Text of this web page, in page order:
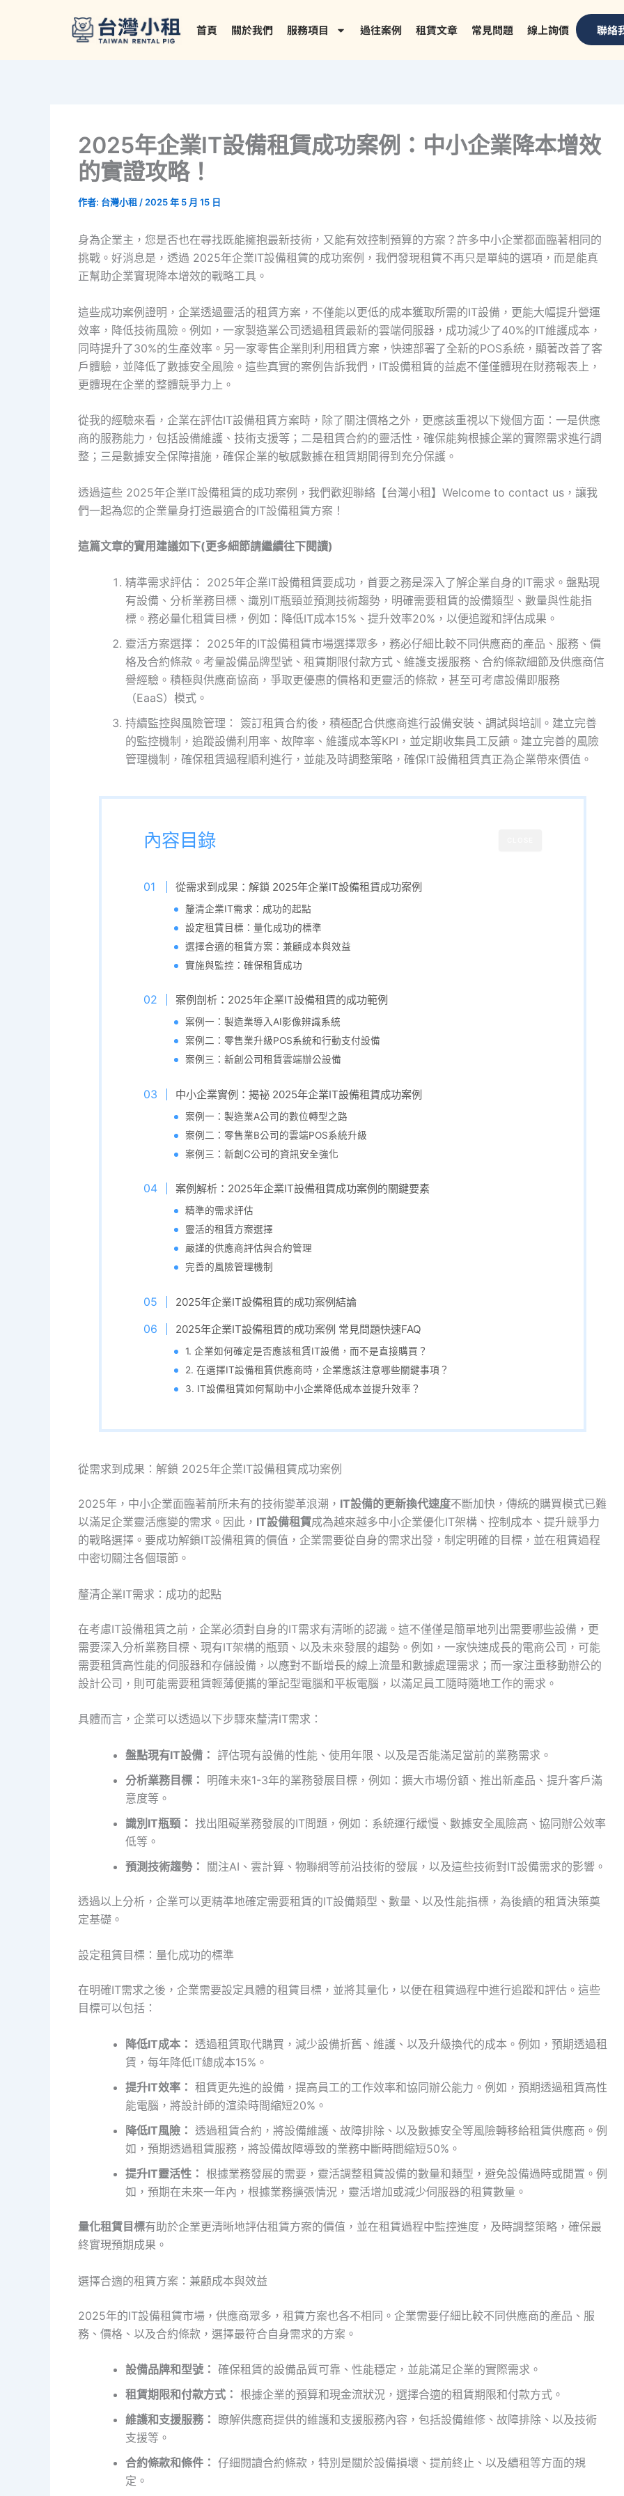
首頁 關於我們 服務項目 過往案例 租賃文章 常見問題 線上詢價 聯絡
2025年企業IT設備租賃成功案例：中小企業降本增效
的實證攻略！
作者: 台灣小租 / 2025 年 5 月 15 日
身為企業主，您是否也在尋找既能擁抱最新技術，又能有效控制預算的方案？許多中小企業都面臨著相同的
挑戰。好消息是，透過 2025年企業IT設備租賃的成功案例，我們發現租賃不再只是單純的選項，而是能真
正幫助企業實現降本增效的戰略工具。
這些成功案例證明，企業透過靈活的租賃方案，不僅能以更低的成本獲取所需的IT設備，更能大幅提升營運
效率，降低技術風險。例如，一家製造業公司透過租賃最新的雲端伺服器，成功減少了40%的IT維護成本，
同時提升了30%的生產效率。另一家零售企業則利用租賃方案，快速部署了全新的POS系統，顯著改善了客
戶體驗，並降低了數據安全風險。這些真實的案例告訴我們，IT設備租賃的益處不僅僅體現在財務報表上，
更體現在企業的整體競爭力上。
從我的經驗來看，企業在評估IT設備租賃方案時，除了關注價格之外，更應該重視以下幾個方面：一是供應
商的服務能力，包括設備維護、技術支援等；二是租賃合約的靈活性，確保能夠根據企業的實際需求進行調
整；三是數據安全保障措施，確保企業的敏感數據在租賃期間得到充分保護。
透過這些 2025年企業IT設備租賃的成功案例，我們歡迎聯絡【台灣小租】Welcome to contact us，讓我
們一起為您的企業量身打造最適合的IT設備租賃方案！
這篇文章的實用建議如下(更多細節請繼續往下閱讀)
精準需求評估： 2025年企業IT設備租賃要成功，首要之務是深入了解企業自身的IT需求。盤點現
有設備、分析業務目標、識別IT瓶頸並預測技術趨勢，明確需要租賃的設備類型、數量與性能指
標。務必量化租賃目標，例如：降低IT成本15%、提升效率20%，以便追蹤和評估成果。
靈活方案選擇： 2025年的IT設備租賃市場選擇眾多，務必仔細比較不同供應商的產品、服務、價
格及合約條款。考量設備品牌型號、租賃期限付款方式、維護支援服務、合約條款細節及供應商信
譽經驗。積極與供應商協商，爭取更優惠的價格和更靈活的條款，甚至可考慮設備即服務
（EaaS）模式。
持續監控與風險管理： 簽訂租賃合約後，積極配合供應商進行設備安裝、調試與培訓。建立完善
的監控機制，追蹤設備利用率、故障率、維護成本等KPI，並定期收集員工反饋。建立完善的風險
管理機制，確保租賃過程順利進行，並能及時調整策略，確保IT設備租賃真正為企業帶來價值。
內容目錄
從需求到成果：解鎖 2025年企業IT設備租賃成功案例
釐清企業IT需求：成功的起點
設定租賃目標：量化成功的標準
選擇合適的租賃方案：兼顧成本與效益
實施與監控：確保租賃成功
案例剖析：2025年企業IT設備租賃的成功範例
案例一：製造業導入AI影像辨識系統
案例二：零售業升級POS系統和行動支付設備
案例三：新創公司租賃雲端辦公設備
中小企業實例：揭祕 2025年企業IT設備租賃成功案例
案例一：製造業A公司的數位轉型之路
案例二：零售業B公司的雲端POS系統升級
案例三：新創C公司的資訊安全強化
案例解析：2025年企業IT設備租賃成功案例的關鍵要素
精準的需求評估
靈活的租賃方案選擇
嚴謹的供應商評估與合約管理
完善的風險管理機制
2025年企業IT設備租賃的成功案例結論
2025年企業IT設備租賃的成功案例 常見問題快速FAQ
1. 企業如何確定是否應該租賃IT設備，而不是直接購買？
2. 在選擇IT設備租賃供應商時，企業應該注意哪些關鍵事項？
3. IT設備租賃如何幫助中小企業降低成本並提升效率？
從需求到成果：解鎖 2025年企業IT設備租賃成功案例
2025年，中小企業面臨著前所未有的技術變革浪潮， IT設備的更新換代速度不斷加快，傳統的購買模式已難
以滿足企業靈活應變的需求。因此， IT設備租賃成為越來越多中小企業優化IT架構、控制成本、提升競爭力
的戰略選擇。要成功解鎖IT設備租賃的價值，企業需要從自身的需求出發，制定明確的目標，並在租賃過程
中密切關注各個環節。
釐清企業IT需求：成功的起點
在考慮IT設備租賃之前，企業必須對自身的IT需求有清晰的認識。這不僅僅是簡單地列出需要哪些設備，更
需要深入分析業務目標、現有IT架構的瓶頸、以及未來發展的趨勢。例如，一家快速成長的電商公司，可能
需要租賃高性能的伺服器和存儲設備，以應對不斷增長的線上流量和數據處理需求；而一家注重移動辦公的
設計公司，則可能需要租賃輕薄便攜的筆記型電腦和平板電腦，以滿足員工隨時隨地工作的需求。
具體而言，企業可以透過以下步驟來釐清IT需求：
盤點現有IT設備： 評估現有設備的性能、使用年限、以及是否能滿足當前的業務需求。
分析業務目標： 明確未來1-3年的業務發展目標，例如：擴大市場份額、推出新產品、提升客戶滿
意度等。
識別IT瓶頸： 找出阻礙業務發展的IT問題，例如：系統運行緩慢、數據安全風險高、協同辦公效率
低等。
預測技術趨勢： 關注AI、雲計算、物聯網等前沿技術的發展，以及這些技術對IT設備需求的影響。
透過以上分析，企業可以更精準地確定需要租賃的IT設備類型、數量、以及性能指標，為後續的租賃決策奠
定基礎。
設定租賃目標：量化成功的標準
在明確IT需求之後，企業需要設定具體的租賃目標，並將其量化，以便在租賃過程中進行追蹤和評估。這些
目標可以包括：
降低IT成本： 透過租賃取代購買，減少設備折舊、維護、以及升級換代的成本。例如，預期透過租
賃，每年降低IT總成本15%。
提升IT效率： 租賃更先進的設備，提高員工的工作效率和協同辦公能力。例如，預期透過租賃高性
能電腦，將設計師的渲染時間縮短20%。
降低IT風險： 透過租賃合約，將設備維護、故障排除、以及數據安全等風險轉移給租賃供應商。例
如，預期透過租賃服務，將設備故障導致的業務中斷時間縮短50%。
提升IT靈活性： 根據業務發展的需要，靈活調整租賃設備的數量和類型，避免設備過時或閒置。例
如，預期在未來一年內，根據業務擴張情況，靈活增加或減少伺服器的租賃數量。
量化租賃目標有助於企業更清晰地評估租賃方案的價值，並在租賃過程中監控進度，及時調整策略，確保最
終實現預期成果。
選擇合適的租賃方案：兼顧成本與效益
2025年的IT設備租賃市場，供應商眾多，租賃方案也各不相同。企業需要仔細比較不同供應商的產品、服
務、價格、以及合約條款，選擇最符合自身需求的方案。
設備品牌和型號： 確保租賃的設備品質可靠、性能穩定，並能滿足企業的實際需求。
租賃期限和付款方式： 根據企業的預算和現金流狀況，選擇合適的租賃期限和付款方式。
維護和支援服務：
瞭解供應商提供的維護和支援服務內容，包括設備維修、故障排除、以及技術
支援等。
合約條款和條件： 仔細閱讀合約條款，特別是關於設備損壞、提前終止、以及續租等方面的規
定。